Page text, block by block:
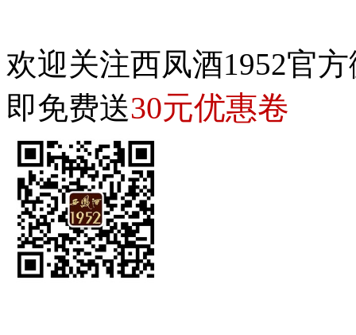
欢迎关注西凤酒1952官
即免费送30元优惠卷